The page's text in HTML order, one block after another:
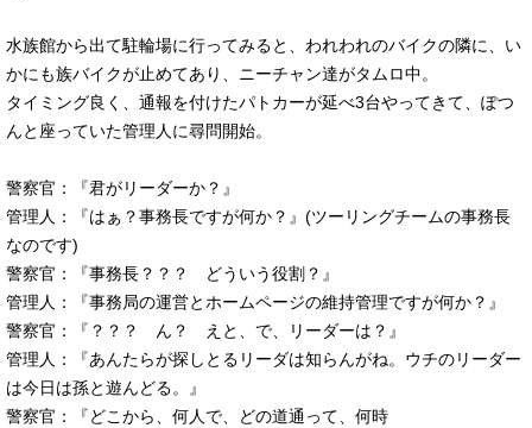
水族館から出て駐輪場に行ってみると、われわれのバイクの隣に、い
かにも族バイクが止めてあり、ニーチャン達がタムロ中。
タイミング良く、通報を付けたパトカーが延べ3台やってきて、ぽつ
んと座っていた管理人に尋問開始。
警察官：『君がリーダーか？』
管理人：『はぁ？事務長ですが何か？』(ツーリングチームの事務長
なのです)
警察官：『事務長？？？ どういう役割？』
管理人：『事務局の運営とホームページの維持管理ですが何か？』
警察官：『？？？ ん？ えと、で、リーダーは？』
管理人：『あんたらが探しとるリーダは知らんがね。ウチのリーダー
は今日は孫と遊んどる。』
警察官：『どこから、何人で、どの道通って、何時